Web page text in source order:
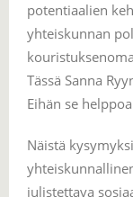
potentiaalien
yhteiskunnan
Tässä Sanna
Eihän se
Näistä
julistettava